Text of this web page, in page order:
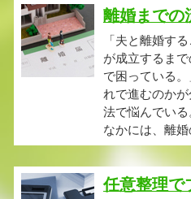
離婚までの
「夫と離婚す
が成立するま
で困っている
れで進むのか
法で悩んでい
なかには、離
任意整理で